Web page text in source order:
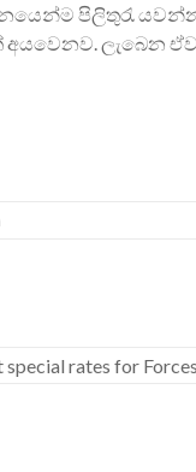
පිලිතුරැ
අයවෙනව. ලැබෙන
special rates for